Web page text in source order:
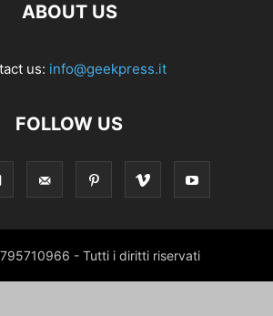
ABOUT US
us: info@geekpress.it
FOLLOW US
- Tutti i diritti riservati